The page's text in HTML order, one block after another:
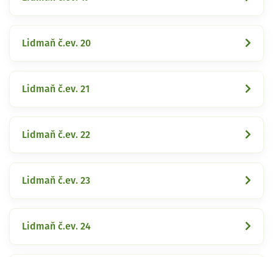
Lidmaň č.ev. 20
Lidmaň č.ev. 21
Lidmaň č.ev. 22
Lidmaň č.ev. 23
Lidmaň č.ev. 24